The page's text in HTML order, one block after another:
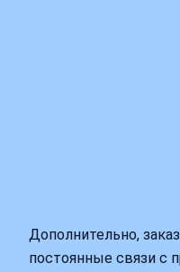
Дополнительно,
постоянные связи с